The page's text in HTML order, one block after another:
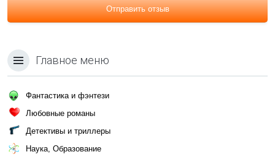
Отправить отзыв
Главное меню
Фантастика и фэнтези
Любовные романы
Детективы и триллеры
Наука, Образование